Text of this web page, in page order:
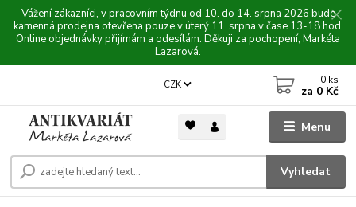
Vážení zákazníci, v pracovním týdnu od 10. do 14. srpna 2026 bude
kamenná prodejna otevřena pouze v úterý 11. srpna v čase 13-18 hod.
Online objednávky přijímám a odesílám. Děkuji za pochopení, Markéta
Lazarová.
Menu
CZK
Vyhledat
0 ks
za 0 Kč